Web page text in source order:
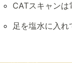
CATスキャンは
足を塩水に入